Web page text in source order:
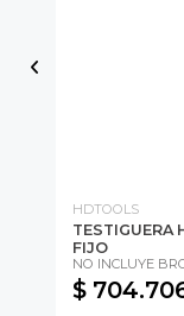
HDTOOLS
TESTIGUERA
FIJO
NO INCLUYE
$